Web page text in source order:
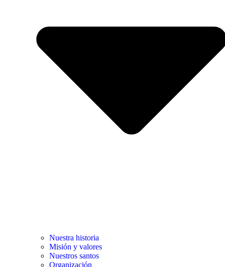
Nuestra historia
Misión y valores
Nuestros santos
Organización